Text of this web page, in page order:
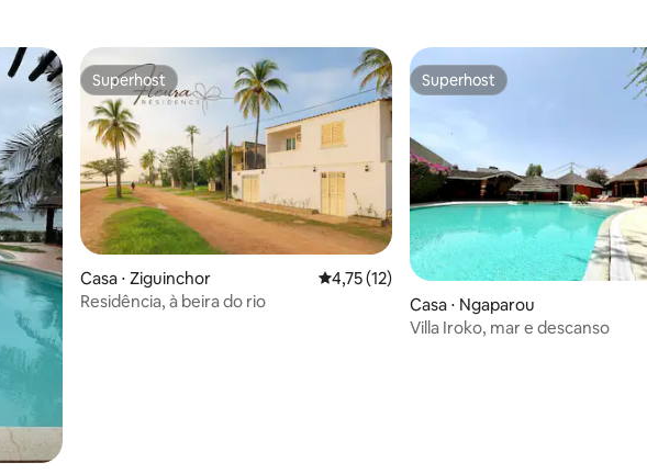
Superhost
Superhost
Casa ⋅ Ziguinchor 4,75 de uma avaliação média de 5, 12
4,75 (12)
Residência, à beira do rio
Superhost
Superhost
Casa ⋅ Ngaparou
Villa Iroko, mar e descanso